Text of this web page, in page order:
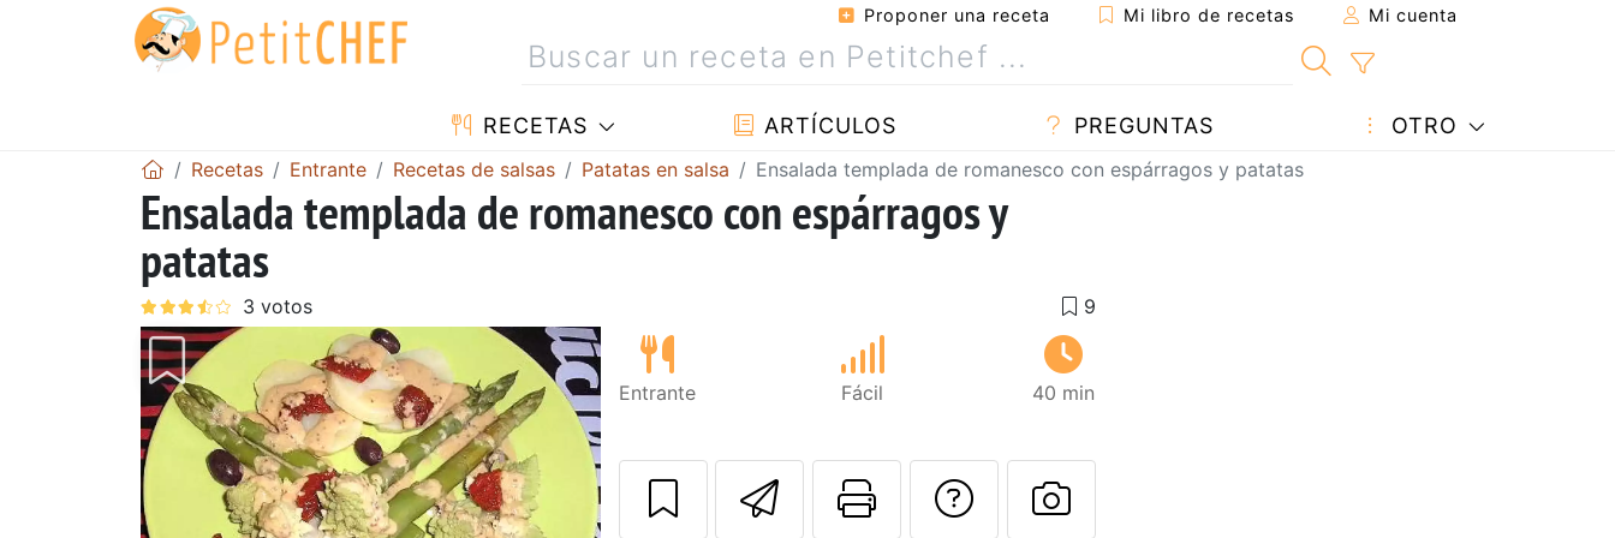
Proponer una receta Mi libro de recetas Mi cuenta
RECETAS ARTÍCULOS PREGUNTAS OTRO
Recetas Entrante Recetas de salsas Patatas en salsa Ensalada templada de romanesco con espárragos y patatas
Ensalada templada de romanesco con espárragos y
patatas
Entrante Fácil 40 min
Enviar esta receta a un amigo
Imprimir esta página
Preguntar al autor